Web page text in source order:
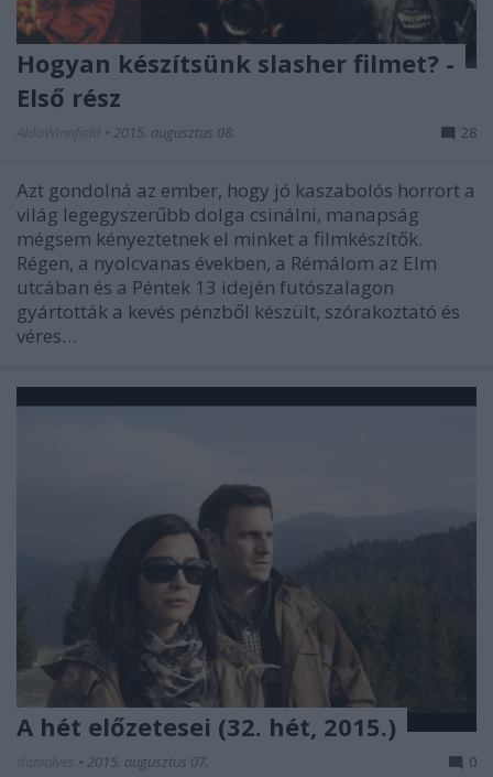
Hogyan készítsünk slasher filmet? -
Első rész
• 2015. augusztus 08. 28
Azt gondolná az ember, hogy jó kaszabolós horrort a
világ legegyszerűbb dolga csinálni, manapság
mégsem kényeztetnek el minket a filmkészítők.
Régen, a nyolcvanas években, a Rémálom az Elm
utcában és a Péntek 13 idején futószalagon
gyártották a kevés pénzből készült, szórakoztató és
véres…
A hét előzetesei (32. hét, 2015.)
• 2015. augusztus 07. 0